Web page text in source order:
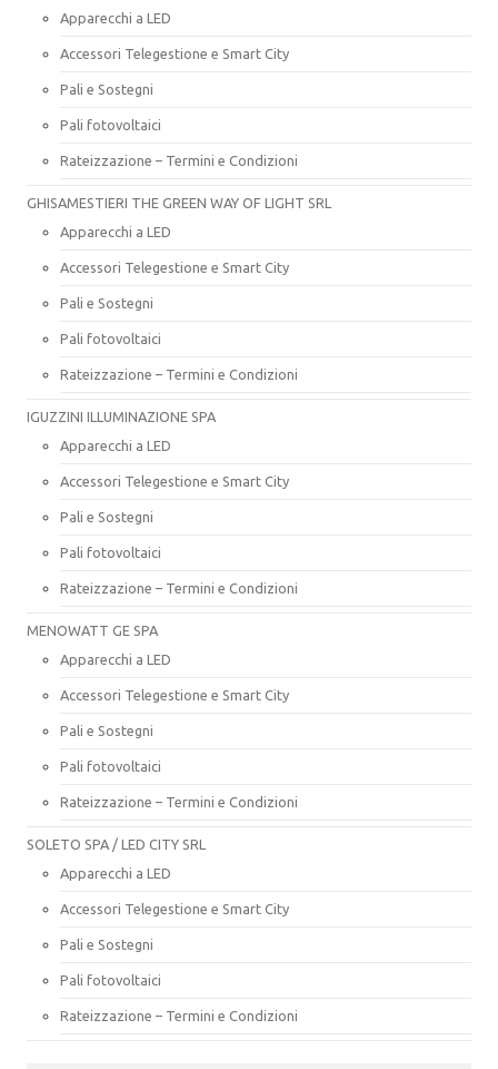
Apparecchi a LED
Accessori Telegestione e Smart City
Pali e Sostegni
Pali fotovoltaici
Rateizzazione – Termini e Condizioni
GHISAMESTIERI THE GREEN WAY OF LIGHT SRL
Apparecchi a LED
Accessori Telegestione e Smart City
Pali e Sostegni
Pali fotovoltaici
Rateizzazione – Termini e Condizioni
IGUZZINI ILLUMINAZIONE SPA
Apparecchi a LED
Accessori Telegestione e Smart City
Pali e Sostegni
Pali fotovoltaici
Rateizzazione – Termini e Condizioni
MENOWATT GE SPA
Apparecchi a LED
Accessori Telegestione e Smart City
Pali e Sostegni
Pali fotovoltaici
Rateizzazione – Termini e Condizioni
SOLETO SPA / LED CITY SRL
Apparecchi a LED
Accessori Telegestione e Smart City
Pali e Sostegni
Pali fotovoltaici
Rateizzazione – Termini e Condizioni